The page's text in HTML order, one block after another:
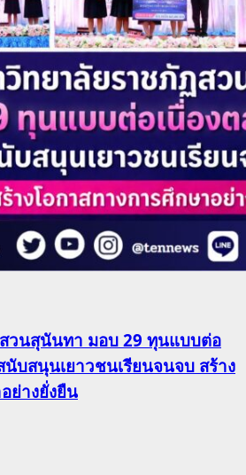
วนสุนันทา มอบ 29 ทุนแบบต่อ
นับสนุนเยาวชนเรียนจนจบ สร้าง
ย่างยั่งยืน